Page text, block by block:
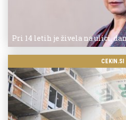
Pri 14 letih je živela na ulici,
CEKIN.SI